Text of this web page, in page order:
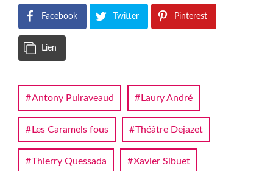
Facebook Twitter Pinterest
Lien
Antony Puiraveaud Laury André
Les Caramels fous Théâtre Dejazet
Thierry Quessada Xavier Sibuet